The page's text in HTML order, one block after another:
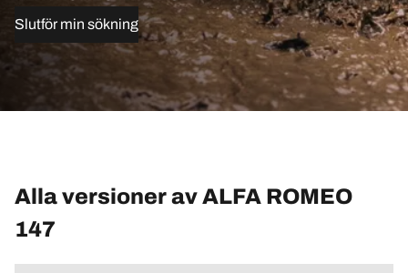
Slutför min sökning
Alla versioner av ALFA ROMEO
147